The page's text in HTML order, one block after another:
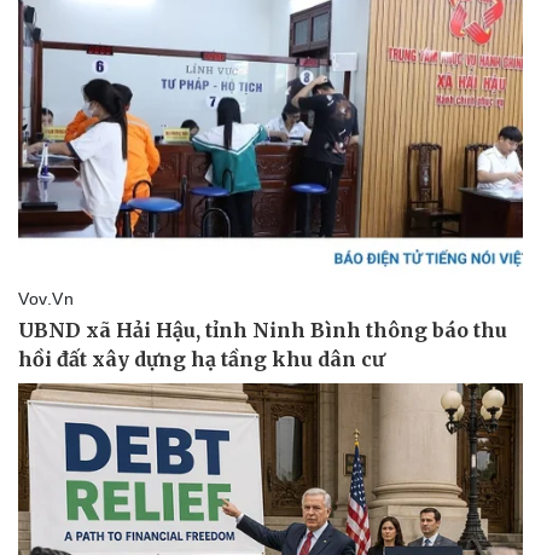
Doanh nghiệp
Thông tin doanh nghiệp
Doanh nghiệp 24h
Doanh nhân
Vì cộng đồng
Công nghệ
Sành điệu
Tin Công nghệ
Trải nghiệm
Chuyển đổi số